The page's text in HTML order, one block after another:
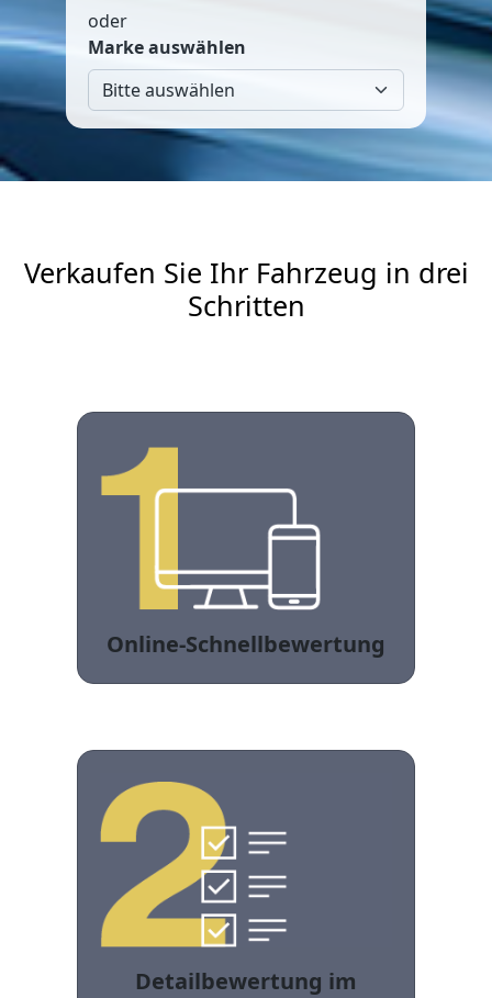
oder
Marke auswählen
Verkaufen Sie Ihr Fahrzeug in drei
Schritten
Online-Schnellbewertung
Detailbewertung im